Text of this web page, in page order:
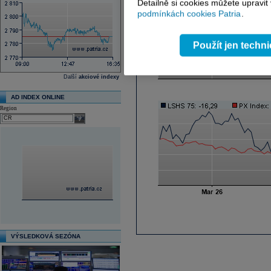
Další akciové indexy
AD INDEX ONLINE
Region
select
VÝSLEDKOVÁ SEZÓNA
Detailně si cookies můžete
podmínkách cookies Patria.
Použít jen